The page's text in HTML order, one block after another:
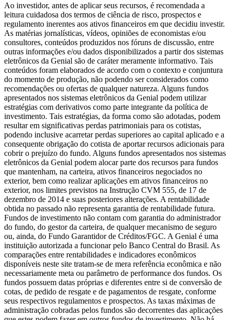
Ao investidor, antes de aplicar seus recursos, é recomendada a
leitura cuidadosa dos termos de ciência de risco, prospectos e
regulamento inerentes aos ativos financeiros em que decidiu investir.
As matérias jornalísticas, vídeos, opiniões de economistas e/ou
consultores, conteúdos produzidos nos fóruns de discussão, entre
outras informações e/ou dados disponibilizados a partir dos sistemas
eletrônicos da Genial são de caráter meramente informativo. Tais
conteúdos foram elaborados de acordo com o contexto e conjuntura
do momento de produção, não podendo ser considerados como
recomendações ou ofertas de qualquer natureza. Alguns fundos
apresentados nos sistemas eletrônicos da Genial podem utilizar
estratégias com derivativos como parte integrante da política de
investimento. Tais estratégias, da forma como são adotadas, podem
resultar em significativas perdas patrimoniais para os cotistas,
podendo inclusive acarretar perdas superiores ao capital aplicado e a
consequente obrigação do cotista de aportar recursos adicionais para
cobrir o prejuízo do fundo. Alguns fundos apresentados nos sistemas
eletrônicos da Genial podem alocar parte dos recursos para fundos
que mantenham, na carteira, ativos financeiros negociados no
exterior, bem como realizar aplicações em ativos financeiros no
exterior, nos limites previstos na Instrução CVM 555, de 17 de
dezembro de 2014 e suas posteriores alterações. A rentabilidade
obtida no passado não representa garantia de rentabilidade futura.
Fundos de investimento não contam com garantia do administrador
do fundo, do gestor da carteira, de qualquer mecanismo de seguro
ou, ainda, do Fundo Garantidor de Créditos/FGC. A Genial é uma
instituição autorizada a funcionar pelo Banco Central do Brasil. As
comparações entre rentabilidades e indicadores econômicos
disponíveis neste site tratam-se de mera referência econômica e não
necessariamente meta ou parâmetro de performance dos fundos. Os
fundos possuem datas próprias e diferentes entre si de conversão de
cotas, de pedido de resgate e de pagamentos de resgate, conforme
seus respectivos regulamentos e prospectos. As taxas máximas de
administração cobradas pelos fundos são decorrentes das aplicações